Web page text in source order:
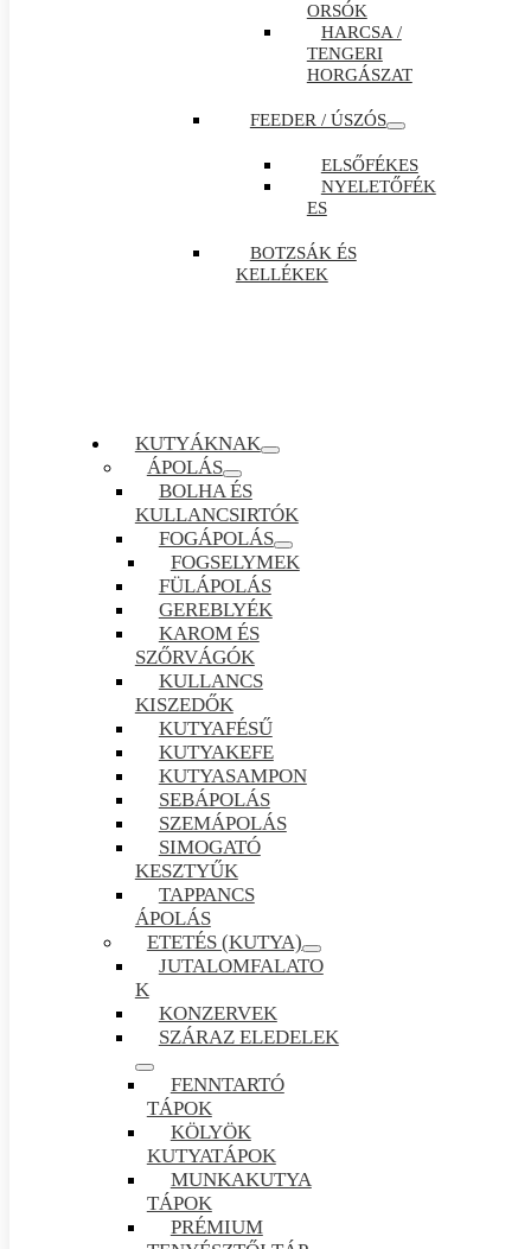
ORSÓK
HARCSA /
TENGERI
HORGÁSZAT
FEEDER / ÚSZÓS
ELSŐFÉKES
NYELETŐFÉK
ES
BOTZSÁK ÉS
KELLÉKEK
KUTYÁKNAK
ÁPOLÁS
BOLHA ÉS
KULLANCSIRTÓK
FOGÁPOLÁS
FOGSELYMEK
FÜLÁPOLÁS
GEREBLYÉK
KAROM ÉS
SZŐRVÁGÓK
KULLANCS
KISZEDŐK
KUTYAFÉSŰ
KUTYAKEFE
KUTYASAMPON
SEBÁPOLÁS
SZEMÁPOLÁS
SIMOGATÓ
KESZTYŰK
TAPPANCS
ÁPOLÁS
ETETÉS (KUTYA)
JUTALOMFALATO
K
KONZERVEK
SZÁRAZ ELEDELEK
FENNTARTÓ
TÁPOK
KÖLYÖK
KUTYATÁPOK
MUNKAKUTYA
TÁPOK
PRÉMIUM